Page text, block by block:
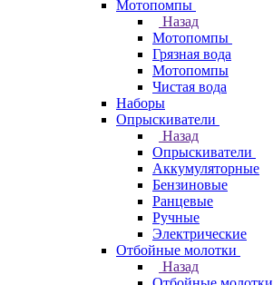
Мотопомпы
Назад
Мотопомпы
Грязная вода
Мотопомпы
Чистая вода
Наборы
Опрыскиватели
Назад
Опрыскиватели
Аккумуляторные
Бензиновые
Ранцевые
Ручные
Электрические
Отбойные молотки
Назад